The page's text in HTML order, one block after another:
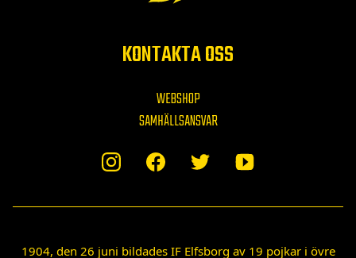
KONTAKTA OSS
WEBSHOP
SAMHÄLLSANSVAR
1904, den 26 juni bildades IF Elfsborg av 19 pojkar i övre